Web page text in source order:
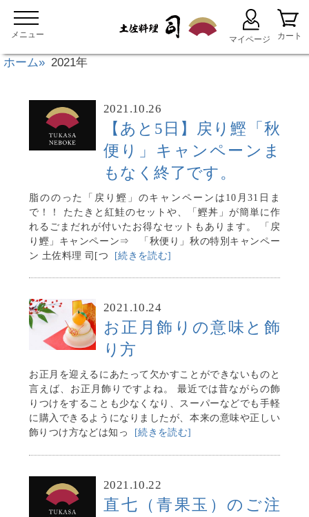
ホーム 2021年
2021.10.26
【あと5日】戻り鰹「秋
便り」キャンペーンま
もなく終了です。
脂ののった「戻り鰹」のキャンペーンは10月31日ま
で！！ たたきと紅鮭のセットや、「鰹丼」が簡単に作
れるごまだれが付いたお得なセットもあります。 「戻
り鰹」キャンペーン⇒ 「秋便り」秋の特別キャンペー
ン 土佐料理 司[つ [続きを読む]
2021.10.24
お正月飾りの意味と飾
り方
お正月を迎えるにあたって欠かすことができないものと
言えば、お正月飾りですよね。 最近では昔ながらの飾
りつけをすることも少なくなり、スーパーなどでも手軽
に購入できるようになりましたが、本来の意味や正しい
飾りつけ方などは知っ [続きを読む]
2021.10.22
直七（青果玉）のご注